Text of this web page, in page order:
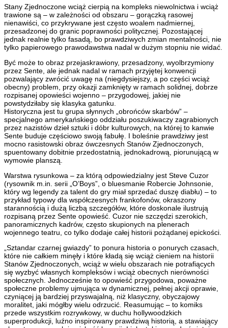
Stany Zjednoczone wciąż cierpią na kompleks niewolnictwa i wciąż
trawione są – w zależności od obszaru – gorączką rasowej
nienawiści, co przykrywane jest często woalem nadmiernej,
przesadzonej do granic poprawności politycznej. Pozostającej
jednak realnie tylko fasadą, bo prawdziwych zmian mentalności, nie
tylko papierowego prawodawstwa nadal w dużym stopniu nie widać.
Być może to obraz przejaskrawiony, przesadzony, wyolbrzymiony
przez Sente, ale jednak nadal w ramach przyjętej konwencji
pozwalający zwrócić uwagę na (niegdysiejszy, a po części wciąż
obecny) problem, przy okazji zamknięty w ramach solidnej, dobrze
rozpisanej opowieści wojenno – przygodowej, jakiej nie
powstydziłaby się klasyka gatunku.
Historyczna jest tu grupa słynnych „obrońców skarbów” –
specjalnego amerykańskiego oddziału poszukiwaczy zagrabionych
przez nazistów dzieł sztuki i dóbr kulturowych, na której to kanwie
Sente buduje częściowo swoją fabułę. I boleśnie prawdziwy jest
mocno rasistowski obraz ówczesnych Stanów Zjednoczonych,
spuentowany dobitnie przedostatnią, jednokadrową, piorunującą w
wymowie planszą.
Warstwa rysunkowa – za którą odpowiedzialny jest Steve Cuzor
(rysownik m.in. serii „O’Boys”, o bluesmanie Robercie Johnsonie,
który wg legendy za talent do gry miał sprzedać duszę diabłu) – to
przykład typowy dla współczesnych frankofonów, okraszony
starannością i dużą liczbą szczegółów, które doskonale ilustrują
rozpisaną przez Sente opowieść. Cuzor nie szczędzi szerokich,
panoramicznych kadrów, często skupionych na plenerach
wojennego teatru, co tylko dodaje całej historii pożądanej epickości.
„Sztandar czarnej gwiazdy” to ponura historia o ponurych czasach,
które nie całkiem minęły i które kładą się wciąż cieniem na historii
Stanów Zjednoczonych, wciąż w wielu obszarach nie potrafiących
się wyzbyć własnych kompleksów i wciąż obecnych nierówności
społecznych. Jednocześnie to opowieść przygodowa, poważne
społeczne problemy ujmująca w dynamicznej, pełnej akcji oprawie,
czyniącej ją bardziej przyswajalną, niż klasyczny, obyczajowy
moralitet, jaki mógłby wielu odrzucić. Reasumując – to komiks
przede wszystkim rozrywkowy, w duchu hollywoodzkich
superprodukcji, luźno inspirowany prawdziwą historią, a stawiający